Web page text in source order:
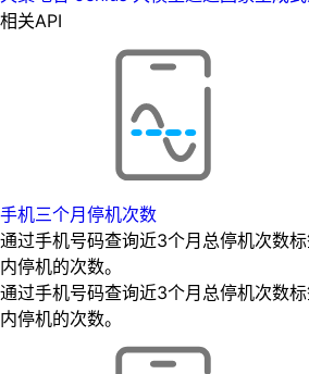
相关API
手机三个月停机次数
通过手机号码查询近3个月总停机次数
内停机的次数。
通过手机号码查询近3个月总停机次数
内停机的次数。